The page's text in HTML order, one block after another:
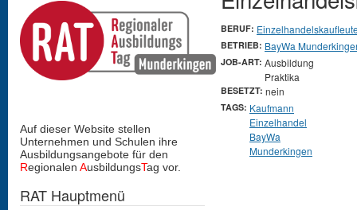
BERUF:
BETRIEB: BayWa
JOB-ART: Ausbildung
Praktika
BESETZT: nein
TAGS: Kaufmann
Einzelhandel
BayWa
Munderkingen
Auf dieser Website stellen
Unternehmen und Schulen ihre
Ausbildungsangebote für den
Regionalen AusbildungsTag vor.
RAT Hauptmenü